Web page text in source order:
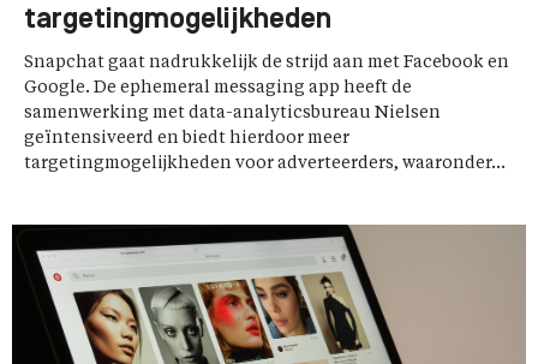
targetingmogelijkheden
Snapchat gaat nadrukkelijk de strijd aan met Facebook en
Google. De ephemeral messaging app heeft de
samenwerking met data-analyticsbureau Nielsen
geïntensiveerd en biedt hierdoor meer
targetingmogelijkheden voor adverteerders, waaronder...